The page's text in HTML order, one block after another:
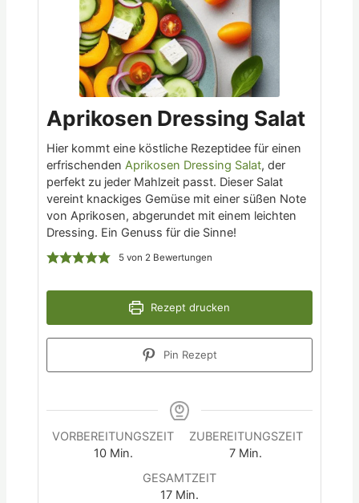
Aprikosen Dressing Salat
Hier kommt eine köstliche Rezeptidee für einen
erfrischendenAprikosen Dressing Salat, der
perfekt zu jeder Mahlzeit passt. Dieser Salat
vereint knackiges Gemüse mit einer süßen Note
von Aprikosen, abgerundet mit einem leichten
Dressing. Ein Genuss für die Sinne!
5 von 2 Bewertungen
Rezept drucken
Pin Rezept
VORBEREITUNGSZEIT
10 Min.
ZUBEREITUNGSZEIT
7 Min.
GESAMTZEIT
17 Min.